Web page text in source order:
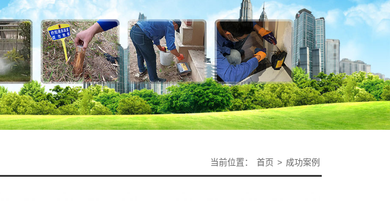
当前位置： 首页 > 成功案例